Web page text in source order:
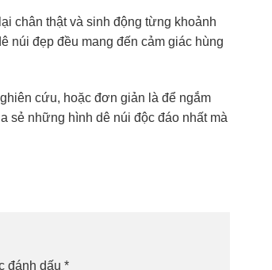
chân thật và sinh động từng khoảnh
núi đẹp đều mang đến cảm giác hùng
cứu, hoặc đơn giản là để ngắm
sẻ những hình dê núi độc đáo nhất mà
đánh dấu *